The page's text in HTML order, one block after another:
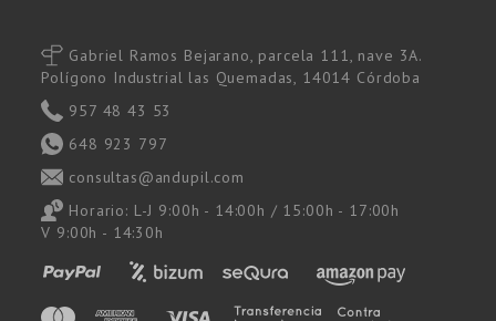
Gabriel Ramos Bejarano, parcela 111, nave 3A.
Polígono Industrial las Quemadas, 14014 Córdoba
957 48 43 53
648 923 797
consultas@andupil.com
Horario: L-J 9:00h - 14:00h / 15:00h - 17:00h
V 9:00h - 14:30h